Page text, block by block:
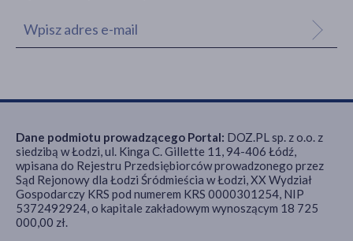
Dane podmiotu prowadzącego Portal: DOZ.PL sp. z o.o. z
siedzibą w Łodzi, ul. Kinga C. Gillette 11, 94-406 Łódź,
wpisana do Rejestru Przedsiębiorców prowadzonego przez
Sąd Rejonowy dla Łodzi Śródmieścia w Łodzi, XX Wydział
Gospodarczy KRS pod numerem KRS 0000301254, NIP
5372492924, o kapitale zakładowym wynoszącym 18 725
000,00 zł.